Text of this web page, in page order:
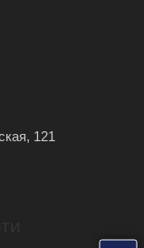
121